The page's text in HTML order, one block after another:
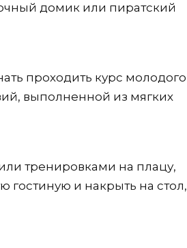
домик или пиратский
проходить курс молодого
выполненной из мягких
тренировками на плацу,
гостиную и накрыть на стол,